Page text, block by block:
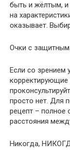
быть и жёлтым,
на
оказывает.
Очки с
Если со зрением
корректирующие
просто нет. Для
рецепт – полное
расстояния
Никогда,